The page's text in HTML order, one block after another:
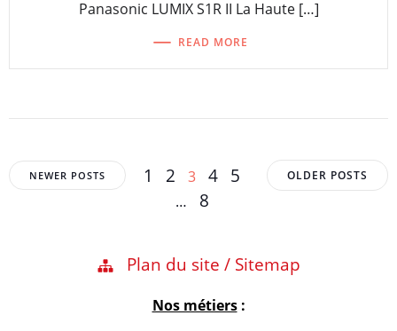
Panasonic LUMIX S1R II La Haute […]
READ MORE
Posts
NEWER POSTS
Posts
navigation
Page
1 Page
2 Page
3 Page
4 Page
5
… Page
8
Posts
navigation
OLDER POSTS
Plan du site / Sitemap
Nos métiers: